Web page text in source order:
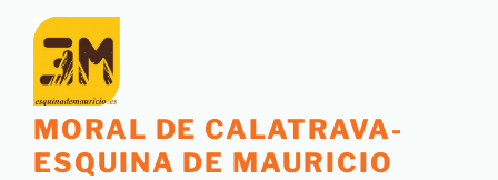
contenido
MORAL DE CALATRAVA-
ESQUINA DE MAURICIO